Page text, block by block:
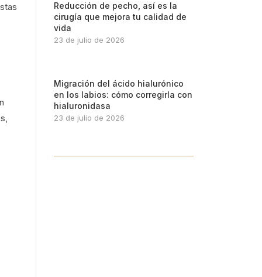
Reducción de pecho, así es la
cirugía que mejora tu calidad de
vida
23 de julio de 2026
Migración del ácido hialurónico
en los labios: cómo corregirla con
hialuronidasa
23 de julio de 2026